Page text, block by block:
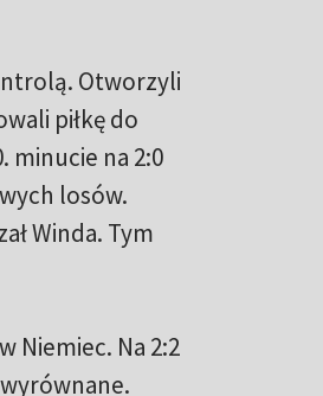
Otworzyli
piłkę do
minucie na 2:0
losów.
Winda. Tym
Niemiec. Na 2:2